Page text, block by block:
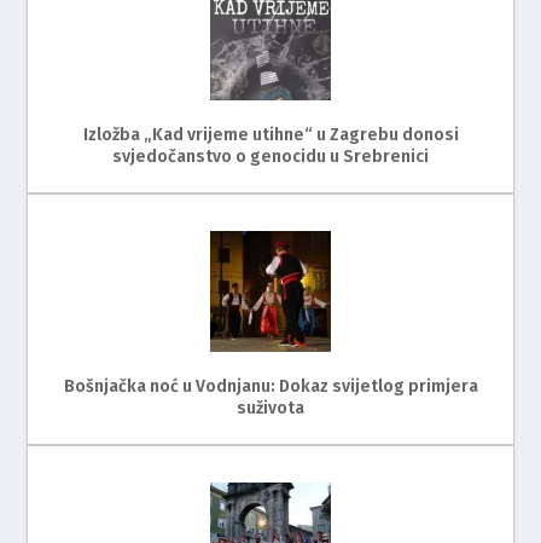
Izložba „Kad vrijeme utihne“ u Zagrebu donosi
svjedočanstvo o genocidu u Srebrenici
Bošnjačka noć u Vodnjanu: Dokaz svijetlog primjera
suživota